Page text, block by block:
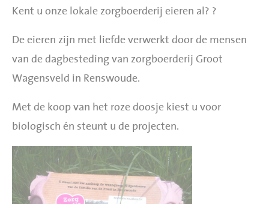
Kent u onze lokale zorgboerderij eieren al? ?
De eieren zijn met liefde verwerkt door de mensen
van de dagbesteding van zorgboerderij Groot
Wagensveld in Renswoude.
Met de koop van het roze doosje kiest u voor
biologisch én steunt u de projecten.